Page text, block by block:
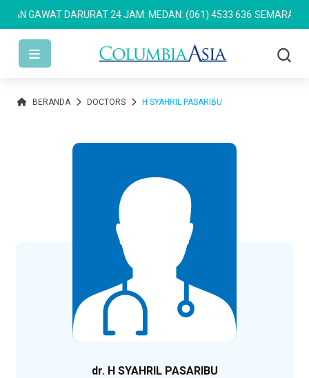
GAWAT DARURAT 24 JAM: MEDAN: (061) 4533 636 SEMARANG:
BERANDA DOCTORS H SYAHRIL PASARIBU
dr. H SYAHRIL PASARIBU